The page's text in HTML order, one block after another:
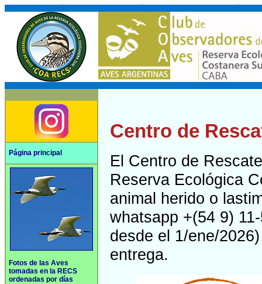
Página principal
Fotos de las Aves
tomadas en la RECS
ordenadas por días
Centro de
El Centro de
Reserva Ecológica
animal herido o
whatsapp +(54 9)
desde el 1/ene/
entrega.